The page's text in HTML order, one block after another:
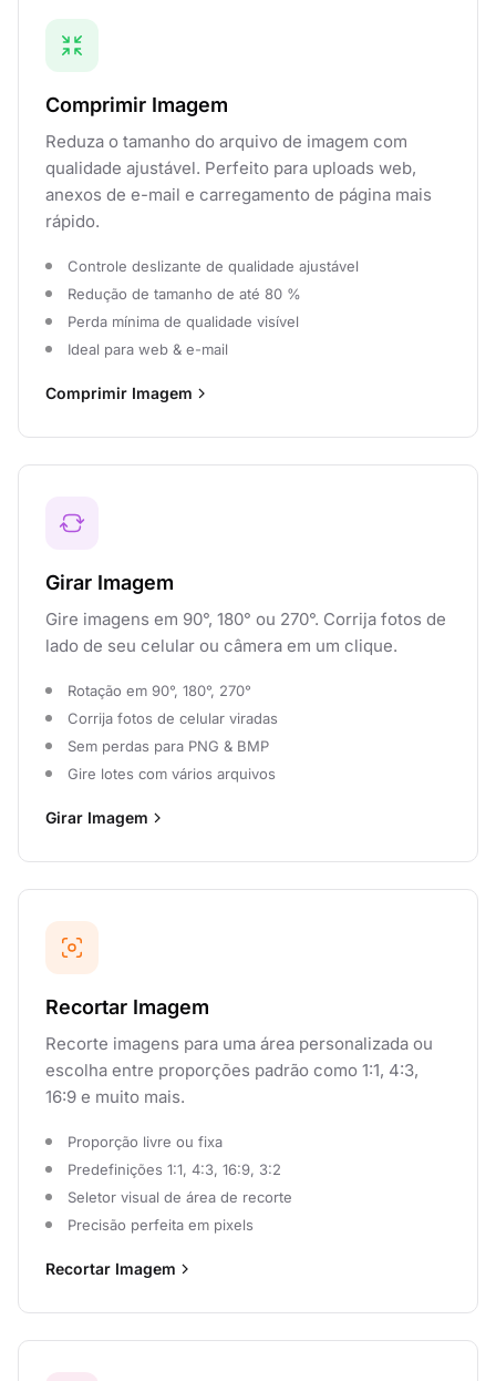
Comprimir Imagem
Reduza o tamanho do arquivo de imagem com
qualidade ajustável. Perfeito para uploads web,
anexos de e-mail e carregamento de página mais
rápido.
Controle deslizante de qualidade ajustável
Redução de tamanho de até 80 %
Perda mínima de qualidade visível
Ideal para web & e-mail
Comprimir Imagem
Girar Imagem
Gire imagens em 90°, 180° ou 270°. Corrija fotos de
lado de seu celular ou câmera em um clique.
Rotação em 90°, 180°, 270°
Corrija fotos de celular viradas
Sem perdas para PNG & BMP
Gire lotes com vários arquivos
Girar Imagem
Recortar Imagem
Recorte imagens para uma área personalizada ou
escolha entre proporções padrão como 1:1, 4:3,
16:9 e muito mais.
Proporção livre ou fixa
Predefinições 1:1, 4:3, 16:9, 3:2
Seletor visual de área de recorte
Precisão perfeita em pixels
Recortar Imagem